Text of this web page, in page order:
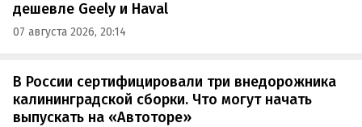
дешевле Geely и Haval
07 августа 2026, 20:14
В России сертифицировали три внедорожника
калининградской сборки. Что могут начать
выпускать на «Автоторе»